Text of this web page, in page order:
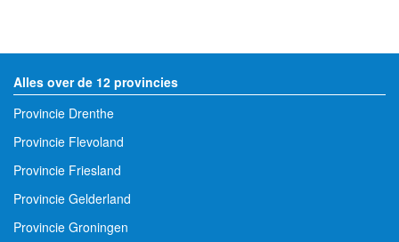
Alles over de 12 provincies
Provincie Drenthe
Provincie Flevoland
Provincie Friesland
Provincie Gelderland
Provincie Groningen